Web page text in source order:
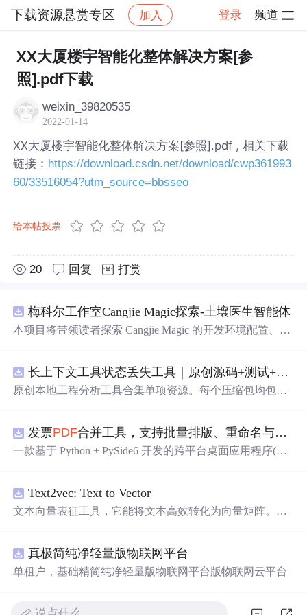
下载资源悬赏专区 加入 登录 频道
社区 下载资源悬赏专区 帖子详情
XX大厦楼宇智能化整体解决方案[参
照].pdf下载
weixin_39820535
2022-01-14
XX大厦楼宇智能化整体解决方案[参照].pdf , 相关下载
链接： https://download.csdn.net/download/cwp361993
60/33516054?utm_source=bbsseo
给本帖投票
20 回复 打赏
梅科尔工作室Cangjie Magic探索-土壤医生智能体
本项目将带领读者探索 Cangjie Magic 的开发环境配置、智
长上下文工具状态丢失工具｜原创源码+测试+离线报告
原创本地工程分析工具合集单项资源。每个压缩包均包含
行效果图、README、运行说明、功能清单、MIT License
及原创授权声明。Node.js 18+ 可直接运行，零第三方运行
发票PDF合并工具，支持批量排版、重命名与查重（源码附安装部署教程）
一款基于 Python + PySide6 开发的跨平台桌面应用程序(支
景下的发票 软件架构 前端框架: PySide6 (Qt 跨平台 GUI 框
架)PDF处理: PyMu PDF(fitz) 编程语言: Python 3 打包工
范围内自由选择排版布局 双模式处理：普通模式（保留
DF矢量信息和发票监制章）、图像模式（高精度图片转
换） 打印顺序：支持按列表顺序、开票日期、开票金额三
图，支持滚轮缩放查看 文件列表显示：文件名、金额、开
Text2vec: Text to Vector
文本向量表征工具，它能将文本高效转化为向量矩阵。该
用的特性。
真极简纯净轻量版物联网平台
单租户，基础精简纯净轻量版物联网平台版物联网云平台